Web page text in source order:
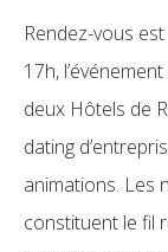
Rendez-vous
17h,
deux Hôtels de
dating
animations. Les
constituent le fil